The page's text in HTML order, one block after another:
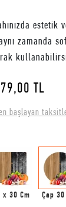
zamanda
TL
başlayan
x 30 Cm Çap 30